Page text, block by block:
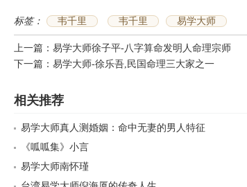
标签： 韦千里 韦千里 易学大师
上一篇： 易学大师徐子平-八字算命发明人命理宗师
下一篇： 易学大师-徐乐吾,民国命理三大家之一
相关推荐
易学大师真人测婚姻：命中无妻的男人特征
《呱呱集》小言
易学大师南怀瑾